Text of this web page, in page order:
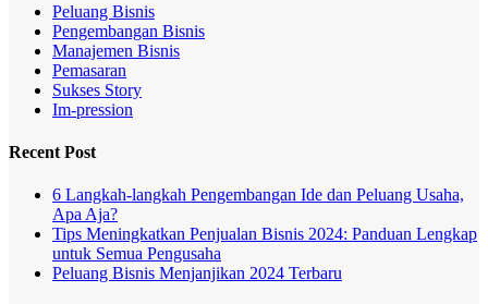
Peluang Bisnis
Pengembangan Bisnis
Manajemen Bisnis
Pemasaran
Sukses Story
Im-pression
Recent Post
6 Langkah-langkah Pengembangan Ide dan Peluang Usaha,
Apa Aja?
Tips Meningkatkan Penjualan Bisnis 2024: Panduan Lengkap
untuk Semua Pengusaha
Peluang Bisnis Menjanjikan 2024 Terbaru